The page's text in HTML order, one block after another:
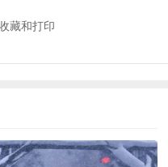
藏和打印